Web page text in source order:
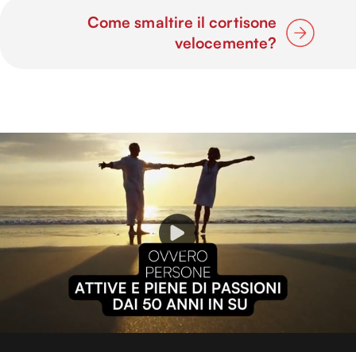
Come smaltire il cortisone
velocemente?
P
l
L